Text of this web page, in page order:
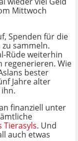
Mittwoch
Spenden für die
sammeln.
Rüde weiterhin
regenerieren. Wie
bester
Jahre alter
finanziell unter
Tierasyls. Und
auch etwas